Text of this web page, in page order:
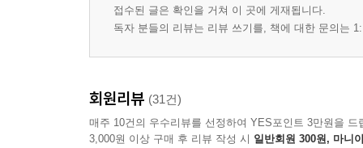
접수된 글은 확인을 거쳐 이 곳에 게재됩니다.
독자 분들의 리뷰는 리뷰 쓰기를, 책에 대한 문의는
회원리뷰 (31건)
매주 10건의 우수리뷰를 선정하여 YES포인트 3만원을 드
3,000원 이상 구매 후 리뷰 작성 시 일반회원 300원, 마니